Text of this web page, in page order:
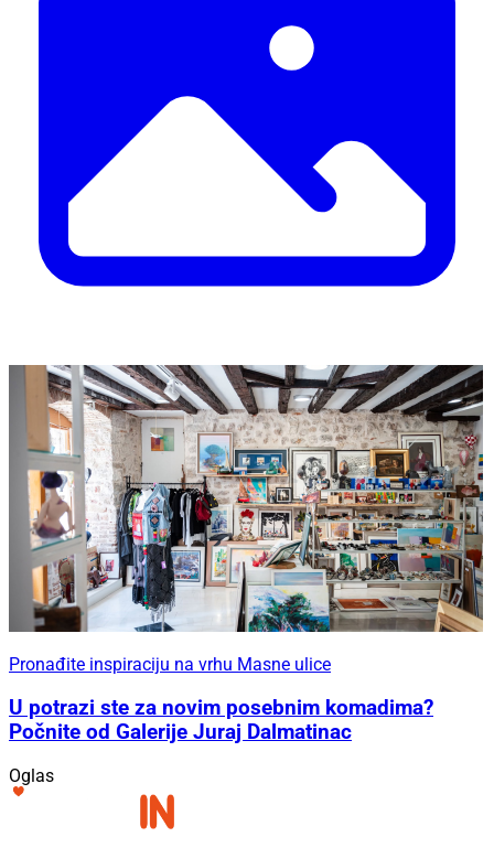
Pronađite inspiraciju na vrhu Masne ulice
U potrazi ste za novim posebnim komadima?
Počnite od Galerije Juraj Dalmatinac
Oglas